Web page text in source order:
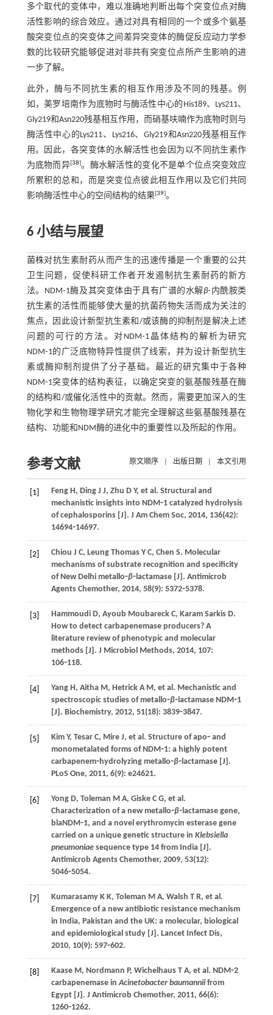
多个取代的变体中，难以准确地判断出每个突变位点对酶
活性影响的综合效应。通过对具有相同的一个或多个氨基
酸突变位点的突变体之间差异突变体的酶促反应动力学参
数的比较研究能够促进对非共有突变位点所产生影响的进
一步了解。
此外，酶与不同抗生素的相互作用涉及不同的残基。例
如，美罗培南作为底物时与酶活性中心的His189、Lys211、
Gly219和Asn220残基相互作用，而硝基呋喃作为底物时则与
酶活性中心的Lys211、Lys216、Gly219和Asn220残基相互作
用。因此，各突变体的水解活性也会因为以不同抗生素作
为底物而异[38]。酶水解活性的变化不是单个位点突变效应
所累积的总和，而是突变位点彼此相互作用以及它们共同
影响酶活性中心的空间结构的结果[39]。
6 小结与展望
菌株对抗生素耐药从而产生的迅速传播是一个重要的公共
卫生问题，促使科研工作者开发遏制抗生素耐药的新方
法。NDM⁃1酶及其突变体由于具有广谱的水解β⁃内酰胺类
抗生素的活性而能够使大量的抗菌药物失活而成为关注的
焦点，因此设计新型抗生素和/或该酶的抑制剂是解决上述
问题的可行的方法。对NDM⁃1晶体结构的解析为研究
NDM⁃1的广泛底物特异性提供了线索，并为设计新型抗生
素或酶抑制剂提供了分子基础。最近的研究集中于各种
NDM⁃1突变体的结构表征，以确定突变的氨基酸残基在酶
的结构和/或催化活性中的贡献。然而，需要更加深入的生
物化学和生物物理学研究才能完全理解这些氨基酸残基在
结构、功能和NDM酶的进化中的重要性以及所起的作用。
参考文献 原文顺序 出版日期 本文引用
[1] Feng H, Ding J J, Zhu D Y, et al. Structural and
mechanistic insights into NDM⁃1 catalyzed hydrolysis
of cephalosporins [J]. J Am Chem Soc, 2014, 136(42):
14694⁃14697.
[2] Chiou J C, Leung Thomas Y C, Chen S. Molecular
mechanisms of substrate recognition and specificity
of New Delhi metallo⁃β⁃lactamase [J]. Antimicrob
Agents Chemother, 2014, 58(9): 5372⁃5378.
[3] Hammoudi D, Ayoub Moubareck C, Karam Sarkis D.
How to detect carbapenemase producers? A
literature review of phenotypic and molecular
methods [J]. J Microbiol Methods, 2014, 107:
106⁃118.
[4] Yang H, Aitha M, Hetrick A M, et al. Mechanistic and
spectroscopic studies of metallo⁃β⁃lactamase NDM⁃1
[J]. Biochemistry, 2012, 51(18): 3839⁃3847.
[5] Kim Y, Tesar C, Mire J, et al. Structure of apo⁃ and
monometalated forms of NDM⁃1: a highly potent
carbapenem⁃hydrolyzing metallo⁃β⁃lactamase [J].
PLoS One, 2011, 6(9): e24621.
[6] Yong D, Toleman M A, Giske C G, et al.
Characterization of a new metallo⁃β⁃lactamase gene,
blaNDM⁃1, and a novel erythromycin esterase gene
carried on a unique genetic structure in Klebsiella
pneumoniaesequence type 14 from India [J].
Antimicrob Agents Chemother, 2009, 53(12):
5046⁃5054.
[7] Kumarasamy K K, Toleman M A, Walsh T R, et al.
Emergence of a new antibiotic resistance mechanism
in India, Pakistan and the UK: a molecular, biological
and epidemiological study [J]. Lancet Infect Dis,
2010, 10(9): 597⁃602.
[8] Kaase M, Nordmann P, Wichelhaus T A, et al. NDM⁃2
carbapenemase inAcinetobacter baumanniifrom
Egypt [J]. J Antimicrob Chemother, 2011, 66(6):
1260⁃1262.